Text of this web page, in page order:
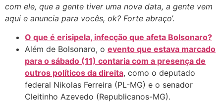
com ele, que a gente tiver uma nova data, a gente vem
aqui e anuncia para vocês, ok? Forte abraço’.
O que é erisipela, infecção que afeta Bolsonaro?
Além de Bolsonaro, o evento que estava marcado
para o sábado (11) contaria com a presença de
outros políticos da direita, como o deputado
federal Nikolas Ferreira (PL-MG) e o senador
Cleitinho Azevedo (Republicanos-MG).